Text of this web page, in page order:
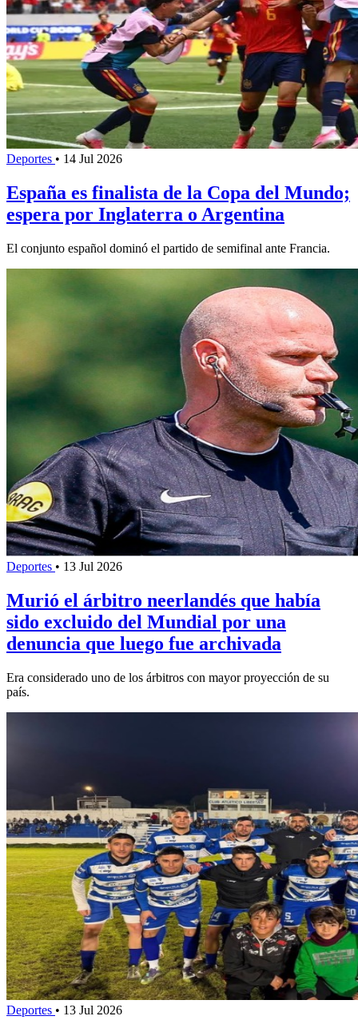
Deportes • 14 Jul 2026
España es finalista de la Copa del Mundo;
espera por Inglaterra o Argentina
El conjunto español dominó el partido de semifinal ante Francia.
Deportes • 13 Jul 2026
Murió el árbitro neerlandés que había
sido excluido del Mundial por una
denuncia que luego fue archivada
Era considerado uno de los árbitros con mayor proyección de su
país.
Deportes • 13 Jul 2026